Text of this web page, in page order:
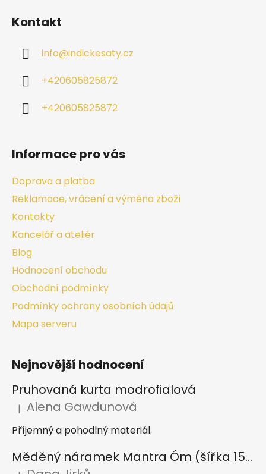
Kontakt
info@indickesaty.cz
+420605825872
+420605825872
Informace pro vás
Doprava a platba
Reklamace, vrácení a výměna zboží
Kontakty
Kancelář a ateliér
Blog
Hodnocení obchodu
Obchodní podmínky
Podmínky ochrany osobních údajů
Mapa serveru
Nejnovější hodnocení
Pruhovaná kurta modrofialová
Hodnocení produktu je 5 z 5 hvězdiček.
| Alena Gawdunová
Příjemný a pohodlný materiál.
Měděný náramek Mantra Óm (šířka 15 mm)